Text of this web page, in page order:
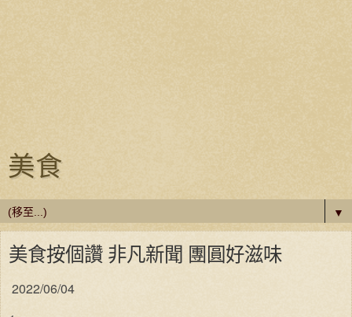
美食
▼
美食按個讚 非凡新聞 團圓好滋味
2022/06/04